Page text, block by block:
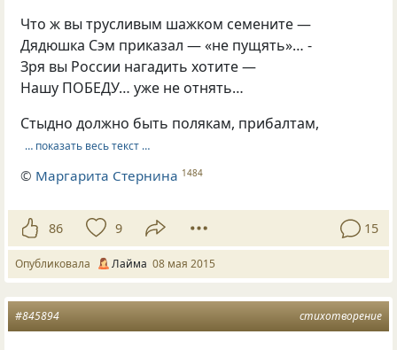
Что ж вы трусливым шажком семените —
Дядюшка Сэм приказал — «не пущять»… -
Зря вы России нагадить хотите —
Нашу ПОБЕДУ… уже не отнять…
Стыдно должно быть полякам, прибалтам,
… показать весь текст …
© Маргарита Стернина 1484
86 9 15
Опубликовала Лайма 08 мая 2015
стихотворение
#845894